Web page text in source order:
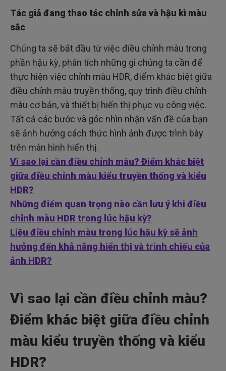
Tác giả đang thao tác chỉnh sửa và hậu kì màu
sắc
Chúng ta sẽ bắt đầu từ việc điều chỉnh màu trong
phần hậu kỳ, phân tích những gì chúng ta cần để
thực hiện việc chỉnh màu HDR, điểm khác biệt giữa
điều chỉnh màu truyền thống, quy trình điều chỉnh
màu cơ bản, và thiết bị hiển thị phục vụ công việc.
Tất cả các bước và góc nhìn nhận vấn đề của bạn
sẽ ảnh hưởng cách thức hình ảnh được trình bày
trên màn hình hiển thị.
Vì sao lại cần điều chỉnh màu? Điểm khác biệt
giữa điều chỉnh màu kiểu truyền thống và kiểu
HDR?
Những điểm quan trọng nào cần lưu ý khi điều
chỉnh màu HDR trong lúc hậu kỳ?
Liệu điều chỉnh màu trong lúc hậu kỳ sẽ ảnh
hưởng đến khả năng hiển thị và trình chiếu của
ảnh HDR?
Vì sao lại cần điều chỉnh màu?
Điểm khác biệt giữa điều chỉnh
màu kiểu truyền thống và kiểu
HDR?